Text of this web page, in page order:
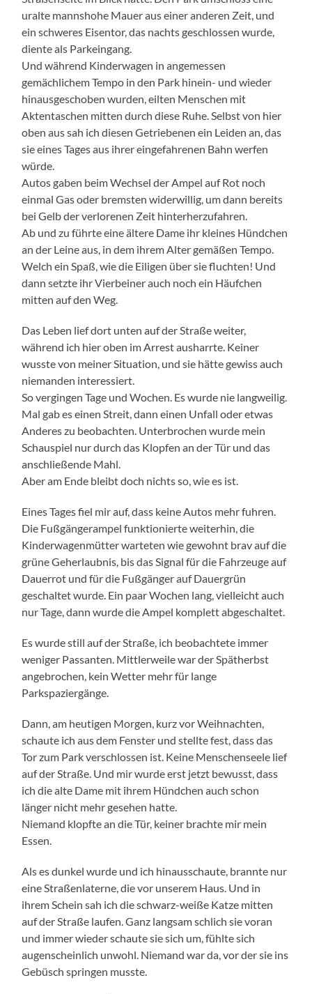
uralte mannshohe Mauer aus einer anderen Zeit, und
ein schweres Eisentor, das nachts geschlossen wurde,
diente als Parkeingang.
Und während Kinderwagen in angemessen
gemächlichem Tempo in den Park hinein- und wieder
hinausgeschoben wurden, eilten Menschen mit
Aktentaschen mitten durch diese Ruhe. Selbst von hier
oben aus sah ich diesen Getriebenen ein Leiden an, das
sie eines Tages aus ihrer eingefahrenen Bahn werfen
würde.
Autos gaben beim Wechsel der Ampel auf Rot noch
einmal Gas oder bremsten widerwillig, um dann bereits
bei Gelb der verlorenen Zeit hinterherzufahren.
Ab und zu führte eine ältere Dame ihr kleines Hündchen
an der Leine aus, in dem ihrem Alter gemäßen Tempo.
Welch ein Spaß, wie die Eiligen über sie fluchten! Und
dann setzte ihr Vierbeiner auch noch ein Häufchen
mitten auf den Weg.
Das Leben lief dort unten auf der Straße weiter,
während ich hier oben im Arrest ausharrte. Keiner
wusste von meiner Situation, und sie hätte gewiss auch
niemanden interessiert.
So vergingen Tage und Wochen. Es wurde nie langweilig.
Mal gab es einen Streit, dann einen Unfall oder etwas
Anderes zu beobachten. Unterbrochen wurde mein
Schauspiel nur durch das Klopfen an der Tür und das
anschließende Mahl.
Aber am Ende bleibt doch nichts so, wie es ist.
Eines Tages fiel mir auf, dass keine Autos mehr fuhren.
Die Fußgängerampel funktionierte weiterhin, die
Kinderwagenmütter warteten wie gewohnt brav auf die
grüne Geherlaubnis, bis das Signal für die Fahrzeuge auf
Dauerrot und für die Fußgänger auf Dauergrün
geschaltet wurde. Ein paar Wochen lang, vielleicht auch
nur Tage, dann wurde die Ampel komplett abgeschaltet.
Es wurde still auf der Straße, ich beobachtete immer
weniger Passanten. Mittlerweile war der Spätherbst
angebrochen, kein Wetter mehr für lange
Parkspaziergänge.
Dann, am heutigen Morgen, kurz vor Weihnachten,
schaute ich aus dem Fenster und stellte fest, dass das
Tor zum Park verschlossen ist. Keine Menschenseele lief
auf der Straße. Und mir wurde erst jetzt bewusst, dass
ich die alte Dame mit ihrem Hündchen auch schon
länger nicht mehr gesehen hatte.
Niemand klopfte an die Tür, keiner brachte mir mein
Essen.
Als es dunkel wurde und ich hinausschaute, brannte nur
eine Straßenlaterne, die vor unserem Haus. Und in
ihrem Schein sah ich die schwarz-weiße Katze mitten
auf der Straße laufen. Ganz langsam schlich sie voran
und immer wieder schaute sie sich um, fühlte sich
augenscheinlich unwohl. Niemand war da, vor der sie ins
Gebüsch springen musste.